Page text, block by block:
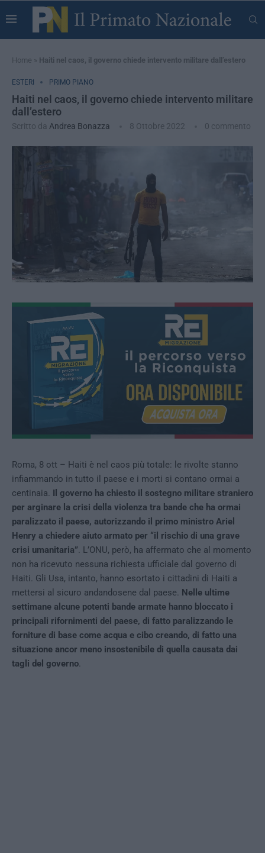
Home » Haiti nel caos, il governo chiede intervento militare dall’estero
ESTERI PRIMO PIANO
Haiti nel caos, il governo chiede intervento militare
dall’estero
Scritto da Andrea Bonazza 8 Ottobre 2022 0 commento
Roma, 8 ott – Haiti è nel caos più totale: le rivolte stanno
infiammando in tutto il paese e i morti si contano ormai a
centinaia. Il governo ha chiesto il sostegno militare straniero
per arginare la crisi della violenza tra bande che ha ormai
paralizzato il paese, autorizzando il primo ministro Ariel
Henry a chiedere aiuto armato per “il rischio di una grave
crisi umanitaria” . L’ONU, però, ha affermato che al momento
non ha ricevuto nessuna richiesta ufficiale dal governo di
Haiti. Gli Usa, intanto, hanno esortato i cittadini di Haiti a
mettersi al sicuro andandosene dal paese. Nelle ultime
settimane alcune potenti bande armate hanno bloccato i
principali rifornimenti del paese, di fatto paralizzando le
forniture di base come acqua e cibo creando, di fatto una
situazione ancor meno insostenibile di quella causata dai
tagli del governo